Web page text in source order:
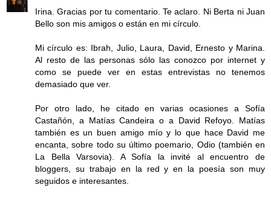
Irina. Gracias por tu comentario. Te aclaro. Ni Berta ni Juan
Bello son mis amigos o están en mi círculo.
Mi círculo es: Ibrah, Julio, Laura, David, Ernesto y Marina.
Al resto de las personas sólo las conozco por internet y
como se puede ver en estas entrevistas no tenemos
demasiado que ver.
Por otro lado, he citado en varias ocasiones a Sofía
Castañón, a Matías Candeira o a David Refoyo. Matías
también es un buen amigo mío y lo que hace David me
encanta, sobre todo su último poemario, Odio (también en
La Bella Varsovia). A Sofía la invité al encuentro de
bloggers, su trabajo en la red y en la poesía son muy
seguidos e interesantes.